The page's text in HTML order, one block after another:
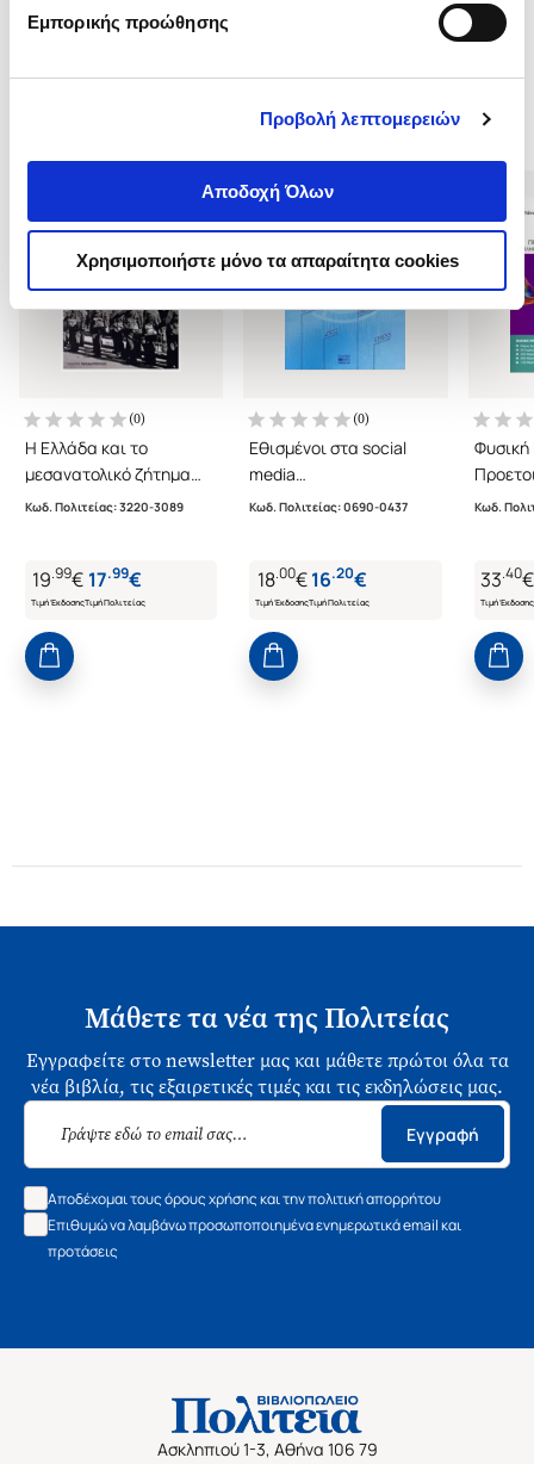
Εμπορικής προώθησης
Προβολή λεπτομερειών
Αποδοχή Όλων
Χρησιμοποιήστε μόνο τα απαραίτητα cookies
Δείτε επίσης
(0)
Η Ελλάδα και το
μεσανατολικό ζήτημα
1945-1981
Κωδ. Πολιτείας:3220-3089
19.99€
Τιμή Έκδοσης
17.99€
Τιμή Πολιτείας
(0)
Εθισμένοι στα social
media
Οδηγός επιβίωσης γαι
Κωδ. Πολιτείας:0690-0437
18.00€
Τιμή Έκδοσης
16.20€
Τιμή Πολιτείας
Φυσική
Κωδ.
33.40€
Τιμή Έκδοσης
Μάθετε τα νέα της Πολιτείας
Εγγραφείτε στο newsletter μας και μάθετε πρώτοι όλα τα
νέα βιβλία, τις εξαιρετικές τιμές και τις εκδηλώσεις μας.
Εγγραφή
Αποδέχομαι τους όρους χρήσης και την πολιτική απορρήτου
Επιθυμώ να λαμβάνω προσωποποιημένα ενημερωτικά email και
προτάσεις
Ασκληπιού 1-3, Αθήνα 106 79